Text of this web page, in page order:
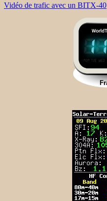
Vidéo de trafic avec un BITX-40